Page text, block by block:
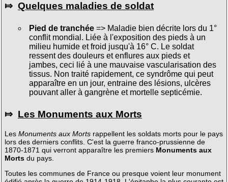
⤇ Quelques maladies de soldat
Pied de tranchée=> Maladie bien décrite lors du 1°
conflit mondial. Liée à l'exposition des pieds à un
milieu humide et froid jusqu'à 16° C. Le soldat
ressent des douleurs et enflures aux pieds et
jambes, ceci lié à une mauvaise vascularisation des
tissus. Non traité rapidement, ce syndrôme qui peut
apparaître en un jour, entraine des lésions, ulcères
pouvant aller à gangrène et mortelle septicémie.
⤇ Les Monuments aux Morts
Les Monuments aux Mortsrappellent les soldats morts pour le pays
lors des derniers conflits. C'est la guerre franco-prussienne de
1870-1871 qui verront apparaître les premiers Monuments aux
Mortsdu pays.
Toutes les communes de France ou presque voient leur monument